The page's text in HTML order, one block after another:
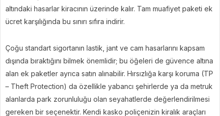
altındaki hasarlar kiracının üzerinde kalır. Tam muafiyet paketi ek
ücret karşılığında bu sınırı sıfıra indirir.
Çoğu standart sigortanın lastik, jant ve cam hasarlarını kapsam
dışında bıraktığını bilmek önemlidir; bu öğeleri de güvence altına
alan ek paketler ayrıca satın alınabilir. Hırsızlığa karşı koruma (TP
– Theft Protection) da özellikle yabancı şehirlerde ya da metruk
alanlarda park zorunluluğu olan seyahatlerde değerlendirilmesi
gereken bir seçenektir. Kendi kasko poliçenizin kiralık araçları